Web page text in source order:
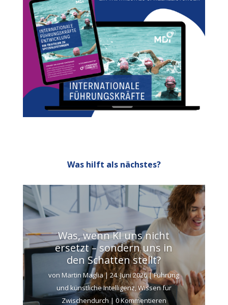
Was hilft als nächstes?
Was, wenn KI uns nicht
ersetzt – sondern uns in
den Schatten stellt?
von Martin Maglia|24. Juni 2026|Führung
und künstliche Intelligenz,Wissen für
Zwischendurch | 0 Kommentieren